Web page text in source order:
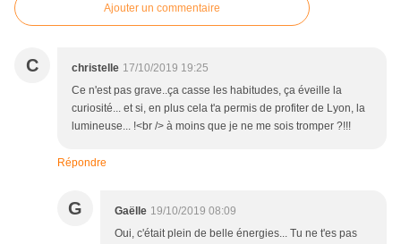
Ajouter un commentaire
C christelle 17/10/2019 19:25
Ce n'est pas grave..ça casse les habitudes, ça éveille la
curiosité... et si, en plus cela t'a permis de profiter de Lyon, la
lumineuse... !<br /> à moins que je ne me sois tromper ?!!!
Répondre
G Gaëlle 19/10/2019 08:09
Oui, c'était plein de belle énergies... Tu ne t'es pas